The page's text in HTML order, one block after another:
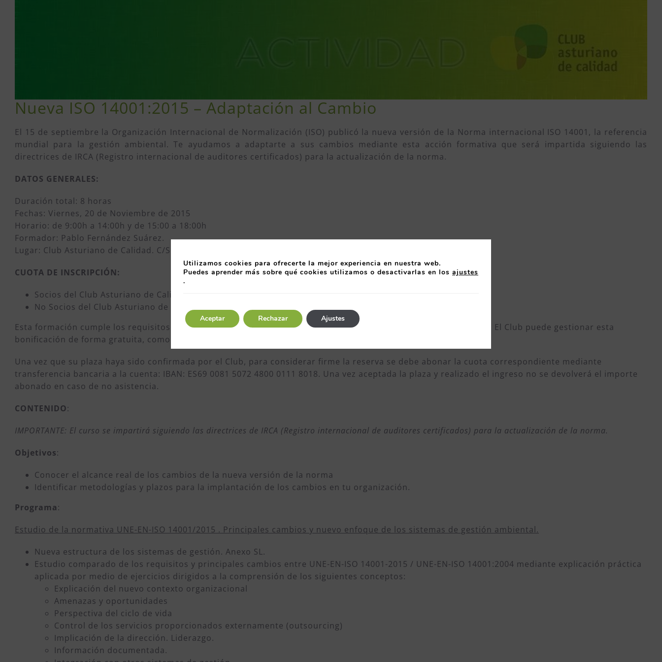
Nueva ISO 14001:2015 – Adaptación al Cambio
El 15 de septiembre la Organización Internacional de Normalización (ISO) publicó la nueva versión de la Norma internacional ISO 14001, la referencia
mundial para la gestión ambiental. Te ayudamos a adaptarte a sus cambios mediante esta acción formativa que será impartida siguiendo las
directrices de IRCA (Registro internacional de auditores certificados) para la actualización de la norma.
DATOS GENERALES:
Duración total: 8 horas
Fechas: Viernes, 20 de Noviembre de 2015
Horario: de 9:00h a 14:00h y de 15:00 a 18:00h
Formador: Pablo Fernández Suárez.
Lugar: Club Asturiano de Calidad. C/Secundino Roces Riera, nº 1, 2ª planta. Pol. de Asipo. Llanera
CUOTA DE INSCRIPCIÓN:
Socios del Club Asturiano de Calidad: 104 € + IVA
No Socios del Club Asturiano de Calidad: 288 € + IVA
Esta formación cumple los requisitos necesarios para poder ser bonificada a través de la
. El Club puede gestionar esta
bonificación de forma gratuita, como servicio exclusivo sólo para sus socios.
Una vez que su plaza haya sido confirmada por el Club, para considerar firme la reserva se debe abonar la cuota correspondiente mediante
transferencia bancaria a la cuenta: IBAN: ES69 0081 5072 4800 0111 8018. Una vez aceptada la plaza y realizado el ingreso no se devolverá el importe
abonado en caso de no asistencia.
CONTENIDO:
IMPORTANTE: El curso se impartirá siguiendo las directrices de IRCA (Registro internacional de auditores certificados) para la actualización de la norma.
Objetivos:
Conocer el alcance real de los cambios de la nueva versión de la norma
Identificar metodologías y plazos para la implantación de los cambios en tu organización.
Programa:
Estudio de la normativa UNE-EN-ISO 14001/2015 . Principales cambios y nuevo enfoque de los sistemas de gestión ambiental.
Nueva estructura de los sistemas de gestión. Anexo SL.
Estudio comparado de los requisitos y principales cambios entre UNE-EN-ISO 14001-2015 / UNE-EN-ISO 14001:2004 mediante explicación práctica
aplicada por medio de ejercicios dirigidos a la comprensión de los siguientes conceptos:
Explicación del nuevo contexto organizacional
Amenazas y oportunidades
Perspectiva del ciclo de vida
Control de los servicios proporcionados externamente (outsourcing)
Implicación de la dirección. Liderazgo.
Información documentada.
Utilizamos cookies para ofrecerte la mejor experiencia en nuestra web.
Puedes aprender más sobre qué cookies utilizamos o desactivarlas en los ajustes
.
Aceptar Rechazar Ajustes